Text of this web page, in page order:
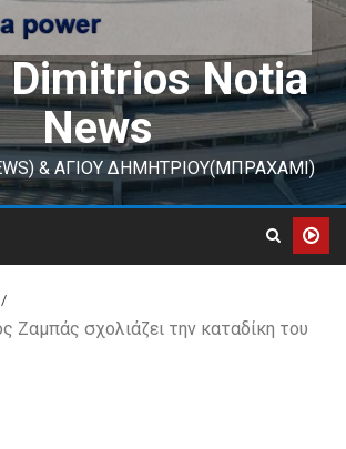
Dimitrios Notia
News
& ΑΓΙΟΥ ΔΗΜΗΤΡΙΟΥ(ΜΠΡΑΧΑΜΙ)
Ζαμπάς σχολιάζει την καταδίκη του